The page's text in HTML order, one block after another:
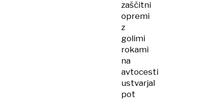
zaščitni
opremi
z
golimi
rokami
na
avtocesti
ustvarjal
pot